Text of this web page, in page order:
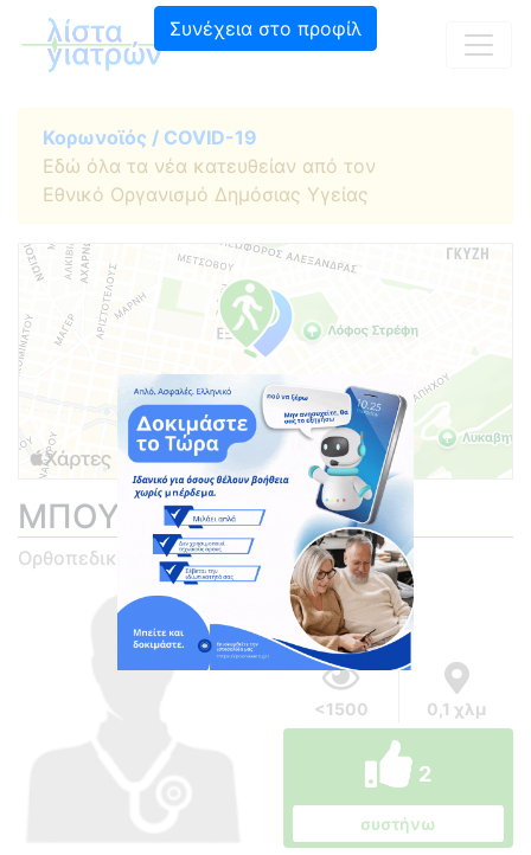
Συνέχεια στο προφίλ
Κορωνοϊός / COVID-19
Εδώ όλα τα νέα κατευθείαν από τον
Εθνικό Οργανισμό Δημόσιας Υγείας
ΜΠΟΥΣΓΑΣ ΔΗΜΗΤΡΙΟΣ
Ορθοπεδικός - Ορθοπεδικός Χειρουργός
<1500 0,1 χλμ
2
συστήνω